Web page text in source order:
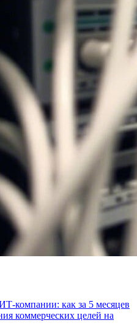
компании: как за 5 месяцев
коммерческих целей на